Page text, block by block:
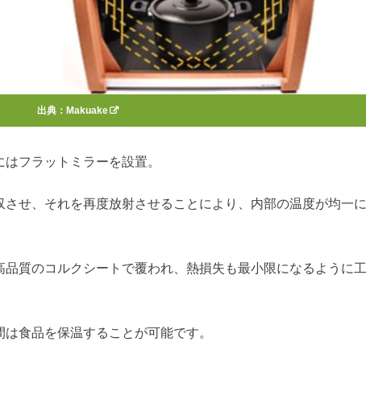
出典： Makuake
フラットミラーを設置。
せ、それを再度放射させることにより、内部の温度が均一に
品質のコルクシートで覆われ、熱損失も最小限になるように工
食品を保温することが可能です。